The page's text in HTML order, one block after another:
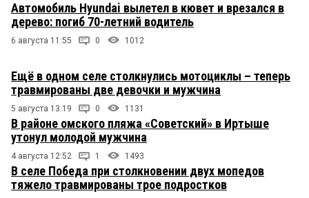
Автомобиль Hyundai вылетел в кювет и врезался в
дерево: погиб 70-летний водитель
6 августа 11:55 0 1012
Ещё в одном селе столкнулись мотоциклы – теперь
травмированы две девочки и мужчина
5 августа 13:19 0 1131
В районе омского пляжа «Советский» в Иртыше
утонул молодой мужчина
4 августа 12:52 1 1493
В селе Победа при столкновении двух мопедов
тяжело травмированы трое подростков